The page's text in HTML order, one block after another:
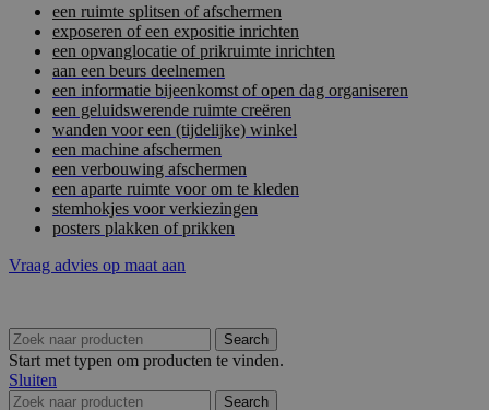
een ruimte splitsen of afschermen
exposeren of een expositie inrichten
een opvanglocatie of prikruimte inrichten
aan een beurs deelnemen
een informatie bijeenkomst of open dag organiseren
een geluidswerende ruimte creëren
wanden voor een (tijdelijke) winkel
een machine afschermen
een verbouwing afschermen
een aparte ruimte voor om te kleden
stemhokjes voor verkiezingen
posters plakken of prikken
Vraag advies op maat aan
Search
Start met typen om producten te vinden.
Sluiten
Search